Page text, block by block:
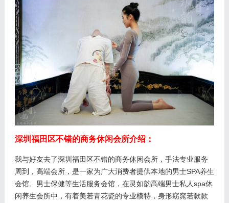
深圳福田区不错的商务休闲会所介绍：
我与好友去了深圳福田区不错的商务休闲会所，手法专业服务
周到，高端会所，是一家为广大消费者提供本地的男士SPA养生
会馆、男士保健等生活服务会馆，在灵如韵高端男士私人spa休
闲养生会所中，有着美若青花瓷的专业模特，身形窈窕若款款